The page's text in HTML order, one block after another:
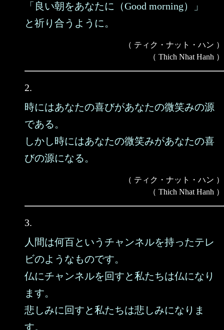
「良い朝をあなたに（Good morning）」
と祈り合うように。
（ ティク・ナット・ハン ）
（ Thich Nhat Hanh ）
2.
時にはあなたの喜びがあなたの微笑みの源
である。
しかし時にはあなたの微笑みがあなたの喜
びの源になる。
（ ティク・ナット・ハン ）
（ Thich Nhat Hanh ）
3.
人間は何百というチャンネルを持ったテレ
ビのようなものです。
仏にチャンネルを回すと私たちは仏になり
ます。
悲しみに回すと私たちは悲しみになりま
す。